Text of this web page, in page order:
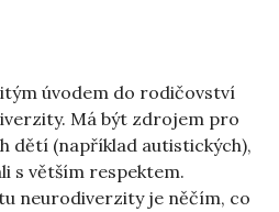
úvodem do rodičovství
Má být zdrojem pro
dětí (například autistických),
s větším respektem.
neurodiverzity je něčím, co